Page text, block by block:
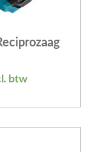
prijs
prijs is:
btw